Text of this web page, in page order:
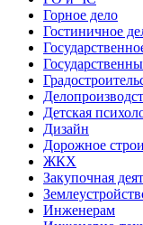
Горное дело
Гостиничное
Детская
Дизайн
Дорожное
ЖКХ
Закупочная
Инженерам